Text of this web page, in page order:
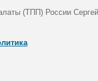
(ТПП) России